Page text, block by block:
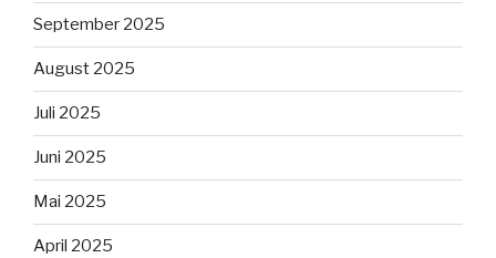
September 2025
August 2025
Juli 2025
Juni 2025
Mai 2025
April 2025